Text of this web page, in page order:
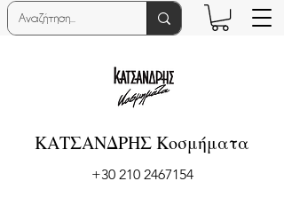
ΚΑΤΣΑΝΔΡΗΣ Κοσμήματα
+30 210 2467154